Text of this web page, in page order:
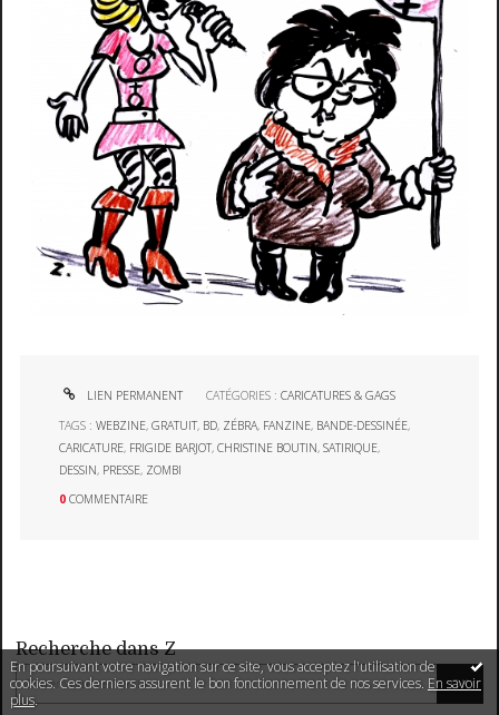
En poursuivant votre navigation sur ce site, vous acceptez l'utilisation de
cookies. Ces derniers assurent le bon fonctionnement de nos services. En savoir
plus.
LIEN PERMANENT CATÉGORIES :CARICATURES & GAGS
TAGS :WEBZINE,GRATUIT, BD, ZÉBRA, FANZINE, BANDE-DESSINÉE,
CARICATURE, FRIGIDE BARJOT,CHRISTINE BOUTIN,SATIRIQUE,
DESSIN, PRESSE, ZOMBI
0 COMMENTAIRE
Recherche dans Z